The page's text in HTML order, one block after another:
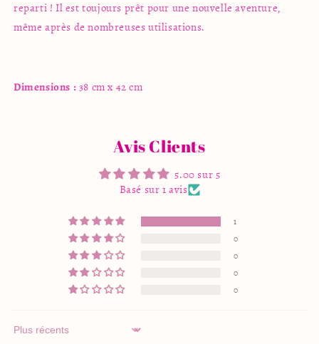
reparti ! Il est toujours prêt pour une nouvelle aventure,
même après de nombreuses utilisations.
Dimensions : 38 cm x 42 cm
Avis Clients
5.00 sur 5
Basé sur 1 avis
1
0
0
0
0
Sort by